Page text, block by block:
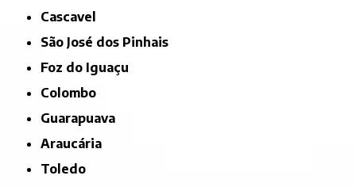
Cascavel
São José dos Pinhais
Foz do Iguaçu
Colombo
Guarapuava
Araucária
Toledo